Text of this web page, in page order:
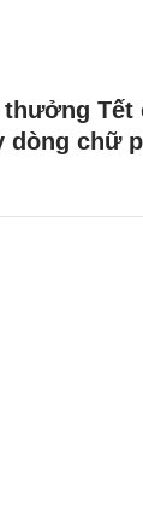
Tết
dòng chữ